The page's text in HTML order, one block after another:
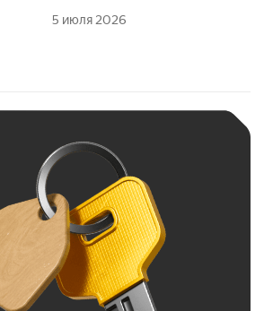
5 июля 2026